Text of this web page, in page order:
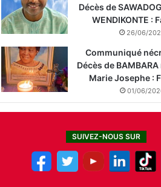
Décès de
WENDIKONTE :
26/06/
Communiqué
Décès de BAMBARA
Marie Josephe :
01/06/
SUIVEZ-NOUS SUR